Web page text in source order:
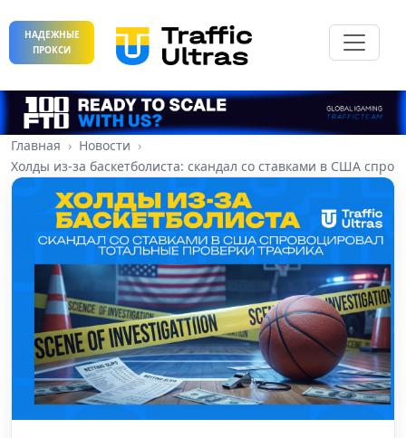
НАДЕЖНЫЕ
ПРОКСИ
Главная
Новости
Холды из-за баскетболиста: скандал со ставками в США